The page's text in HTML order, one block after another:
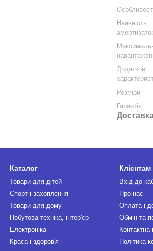
Наявність
Додаткові
Розміри
Гарантія
Каталог
Товари для дітей
Спорт і захоплення
Товари для дому
Побутова техніка, інтер'єр
Електроніка
Краса і здоров'я
Клієнтам
Вхід до
Про нас
Оплата і
Обмін та
Контактна
Політика